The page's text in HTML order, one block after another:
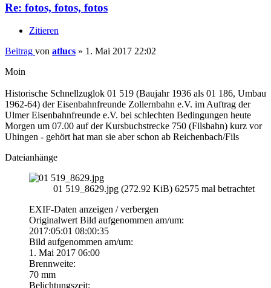
Re: fotos, fotos, fotos
Zitieren
Beitrag von atlucs » 1. Mai 2017 22:02
Moin
Historische Schnellzuglok 01 519 (Baujahr 1936 als 01 186, Umbau
1962-64) der Eisenbahnfreunde Zollernbahn e.V. im Auftrag der
Ulmer Eisenbahnfreunde e.V. bei schlechten Bedingungen heute
Morgen um 07.00 auf der Kursbuchstrecke 750 (Filsbahn) kurz vor
Uhingen - gehört hat man sie aber schon ab Reichenbach/Fils
Dateianhänge
01 519_8629.jpg (272.92 KiB) 62575 mal betrachtet
EXIF-Daten anzeigen / verbergen
Originalwert Bild aufgenommen am/um:
2017:05:01 08:00:35
Bild aufgenommen am/um:
1. Mai 2017 06:00
Brennweite:
70 mm
Belichtungszeit: